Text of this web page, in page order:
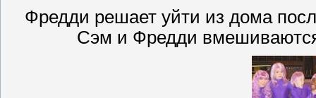
Фредди решает уйти из дома
Сэм и Фредди